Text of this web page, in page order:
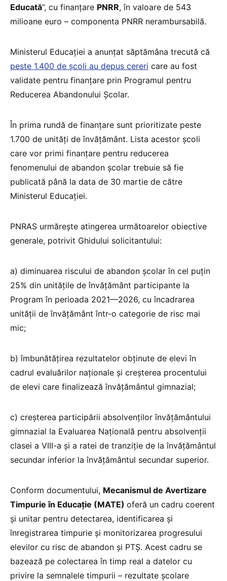
Educată”, cu finanțare PNRR, în valoare de 543
milioane euro – componenta PNRR nerambursabilă.
Ministerul Educației a anunțat săptămâna trecută că
peste 1.400 de școli au depus cereri care au fost
validate pentru finanțare prin Programul pentru
Reducerea Abandonului Școlar.
În prima rundă de finanțare sunt prioritizate peste
1.700 de unități de învățământ. Lista acestor școli
care vor primi finanțare pentru reducerea
fenomenului de abandon școlar trebuie să fie
publicată până la data de 30 martie de către
Ministerul Educației.
PNRAS urmărește atingerea următoarelor obiective
generale, potrivit Ghidului solicitantului:
a) diminuarea riscului de abandon școlar în cel puțin
25% din unitățile de învățământ participante la
Program în perioada 2021—2026, cu încadrarea
unității de învățământ într-o categorie de risc mai
mic;
b) îmbunătățirea rezultatelor obținute de elevi în
cadrul evaluărilor naționale și creșterea procentului
de elevi care finalizează învățământul gimnazial;
c) creșterea participării absolvenților învățământului
gimnazial la Evaluarea Națională pentru absolvenții
clasei a VIII-a și a ratei de tranziție de la învățământul
secundar inferior la învățământul secundar superior.
Conform documentului, Mecanismul de Avertizare
Timpurie în Educație (MATE) oferă un cadru coerent
și unitar pentru detectarea, identificarea și
înregistrarea timpurie și monitorizarea progresului
elevilor cu risc de abandon și PTȘ. Acest cadru se
bazează pe colectarea în timp real a datelor cu
privire la semnalele timpurii – rezultate școlare